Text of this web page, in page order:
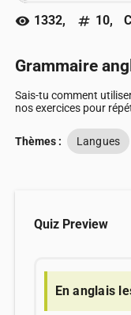
visibility 1332, numbers 10,
Grammaire
Sais-tu comment
nos exercices pour
Thèmes : Langues
Quiz Preview
En anglais